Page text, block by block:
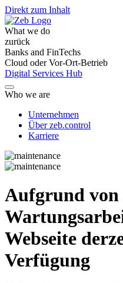
Direkt zum Inhalt
What we do
zurück
Banks and FinTechs
Cloud oder Vor-Ort-Betrieb
Digital Services Hub
Who we are
Unternehmen
Über zeb.control
Karriere
Aufgrund von
Webseite
Verfügung